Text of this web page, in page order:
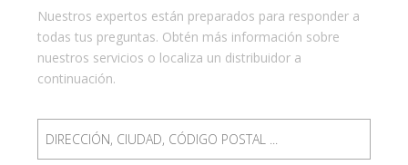
Nuestros expertos están preparados para responder a
todas tus preguntas. Obtén más información sobre
nuestros servicios o localiza un distribuidor a
continuación.